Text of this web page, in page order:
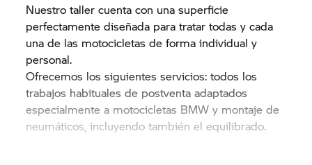
Nuestro taller cuenta con una superficie
perfectamente diseñada para tratar todas y cada
una de las motocicletas de forma individual y
personal.
Ofrecemos los siguientes servicios: todos los
trabajos habituales de postventa adaptados
especialmente a motocicletas BMW y montaje de
neumáticos, incluyendo también el equilibrado.